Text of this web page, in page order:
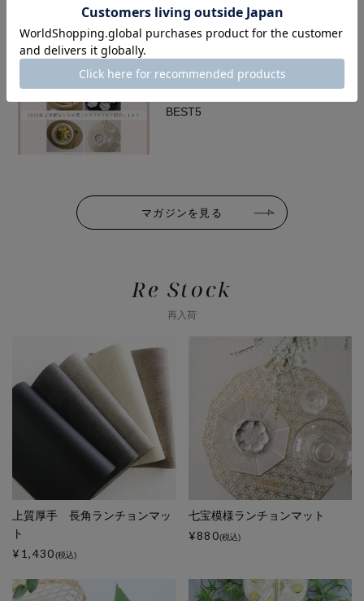
2026/06/30
【2026年上半期】M苦楽園人気ラ
BEST5
マガジンを見る
Re Stock
再入荷
上質厚手 長角ランチョンマッ
ト
¥1,430(税込)
七宝模様ランチョンマット
¥880(税込)